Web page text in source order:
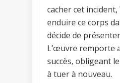
cacher cet
enduire ce corps
décide de
L’œuvre remporte
succès, obligeant
à tuer à nouveau.